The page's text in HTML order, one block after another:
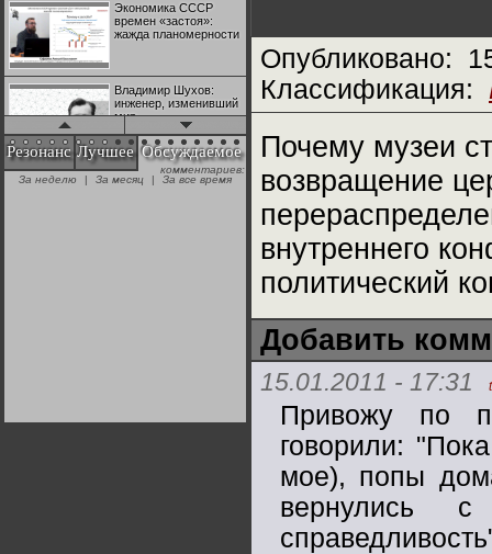
Экономика СССР
времен «застоя»:
жажда планомерности
Владимир Шухов:
инженер, изменивший
мир
"Аркадий Коц" на
эгалите-фесте "Не
Резонанс Лучшее Обсуждаемое
комментариев:
За неделю
| За месяц | За все время
Опубликовано:
Классификация:
Почему музеи
возвращение
внутреннего
политический
Добавить
15.01.2011 - 17:31
Привожу по
говорили:
мое), попы
вернулись